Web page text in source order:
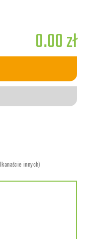
0.00 zł
innych)